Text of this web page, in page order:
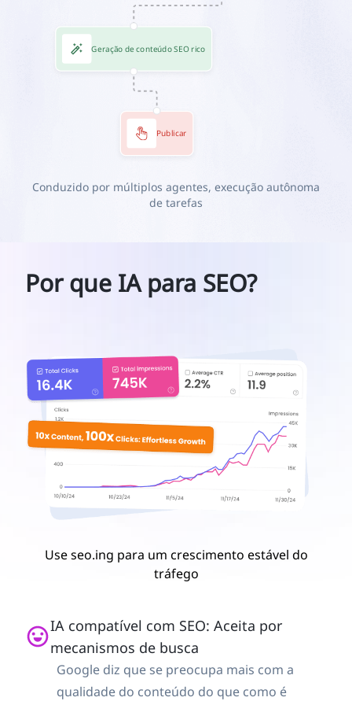
Geração de conteúdo SEO rico
Publicar
Conduzido por múltiplos agentes, execução autônoma
de tarefas
Por que IA para SEO?
Use seo.ing para um crescimento estável do
tráfego
IA compatível com SEO: Aceita por
mecanismos de busca
Google diz que se preocupa mais com a
qualidade do conteúdo do que como é